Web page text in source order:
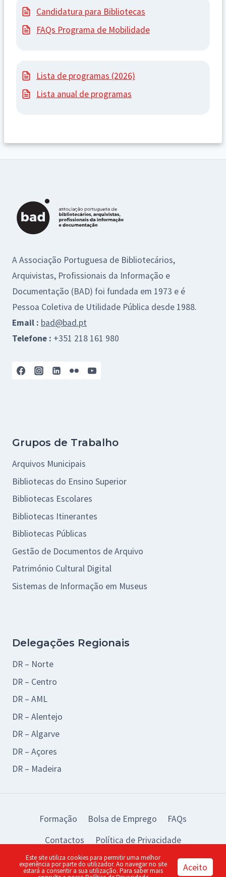
Candidatura para Bibliotecas
FAQs Programa de Mobilidade
Lista de programas (2026)
Lista anual de programas
A Associação Portuguesa de Bibliotecários,
Arquivistas, Profissionais da Informação e
Documentação (BAD) foi fundada em 1973 e é
Pessoa Coletiva de Utilidade Pública desde 1988.
Email : bad@bad.pt
Telefone : +351 218 161 980
Grupos de Trabalho
Arquivos Municipais
Bibliotecas do Ensino Superior
Bibliotecas Escolares
Bibliotecas Itinerantes
Bibliotecas Públicas
Gestão de Documentos de Arquivo
Património Cultural Digital
Sistemas de Informação em Museus
Delegações Regionais
DR – Norte
DR – Centro
DR – AML
DR – Alentejo
DR – Algarve
DR – Açores
DR – Madeira
Formação Bolsa de Emprego
FAQs
Contactos
Política de Privacidade
© 2026 BAD Design by:piu
Este site utiliza cookies para permitir uma melhor
experiência por parte do utilizador. Ao navegar no site
estará a consentir a sua utilização. Para saber mais Aceito